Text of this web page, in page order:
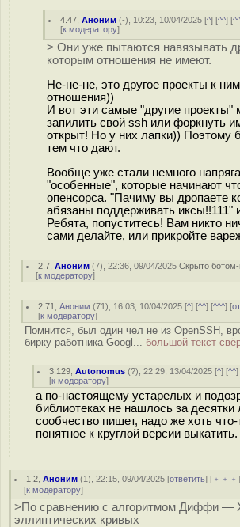
4.47 ,Аноним (-), 10:23, 10/04/2025 [^] [^^] [
[к модератору]
> Они уже пытаются навязывать
которым отношения не имеют.
Не-не-не, это другое проекты к
отношения))
И вот эти самые "другие проекты"
запилить свой ssh или форкнуть
открыт! Но у них лапки)) Поэтому
тем что дают.
Вообще уже стали немного
"особенные", которые начинают
опенсорса. "Пачиму вы дропаете
абязаны поддерживать иксы!!111"
Ребята, попуститесь! Вам никто
сами делайте, или прикройте
2.7 ,Аноним (7), 22:36, 09/04/2025Скрыто
[к модератору]
2.71 ,Аноним (71), 16:03, 10/04/2025 [^] [^^] [^^^] [
[к модератору]
Помнится, был один чел не из OpenSSH,
бирку работника Googl... большой текст
3.129 ,Autonomus (?), 22:29, 13/04/2025 [^] [^^]
[к модератору]
а по-настоящему устарелых и
библиотеках не нашлось за десятки
сообчество пишет, надо же хоть что-
понятное к круглой версии выкатить.
1.2 ,Аноним (1), 22:15, 09/04/2025 [ответить] [ ﹢﹢﹢
[к модератору]
>По сравнению с алгоритмом Диффи —
эллиптических кривых